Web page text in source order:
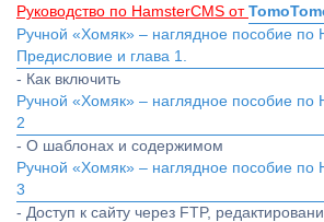
Руководство по HamsterCMS от
Ручной «Хомяк» – наглядное пособие по
Предисловие и глава 1.
- Как включить
Ручной «Хомяк» – наглядное пособие по
2
- О шаблонах и содержимом
Ручной «Хомяк» – наглядное пособие по
3
- Доступ к сайту через FTP,